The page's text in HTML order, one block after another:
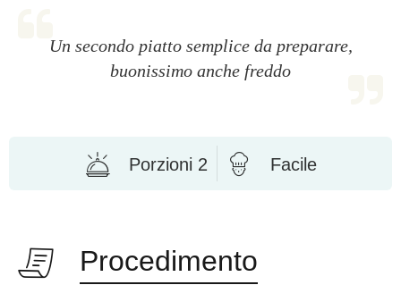
Un secondo piatto semplice da preparare,
buonissimo anche freddo
Porzioni 2 Facile
Procedimento